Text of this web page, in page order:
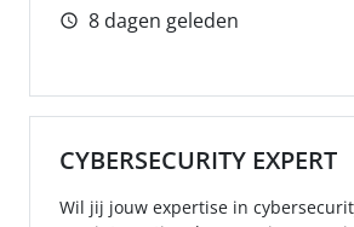
8 dagen geleden
CYBERSECURITY EXPERT
Wil jij jouw expertise in